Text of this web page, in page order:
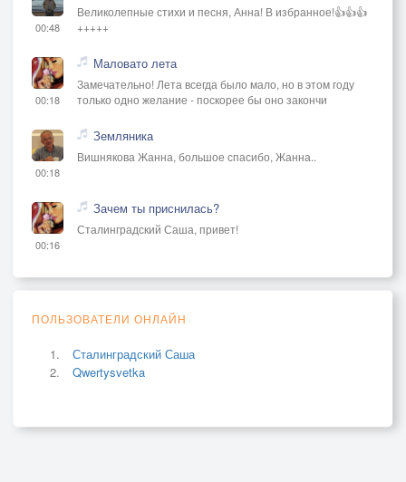
00:48
Великолепные стихи и песня, Анна! В избранное!👍👍👍
+++++
00:18
Маловато лета
Замечательно! Лета всегда было мало, но в этом году
только одно желание - поскорее бы оно закончи
00:18
Земляника
Вишнякова Жанна, большое спасибо, Жанна..
00:16
Зачем ты приснилась?
Сталинградский Саша, привет!
ПОЛЬЗОВАТЕЛИ ОНЛАЙН
Сталинградский Саша
Qwertysvetka